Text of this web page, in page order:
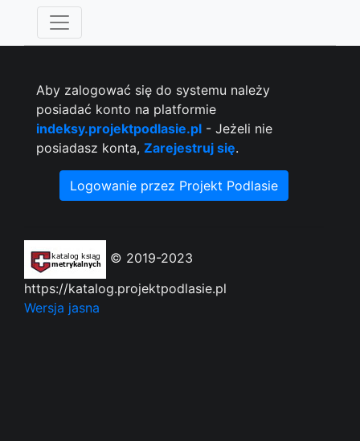
Aby zalogować się do systemu należy
posiadać konto na platformie
indeksy.projektpodlasie.pl - Jeżeli nie
posiadasz konta, Zarejestruj się.
Logowanie przez Projekt Podlasie
© 2019-2023
https://katalog.projektpodlasie.pl
Wersja jasna